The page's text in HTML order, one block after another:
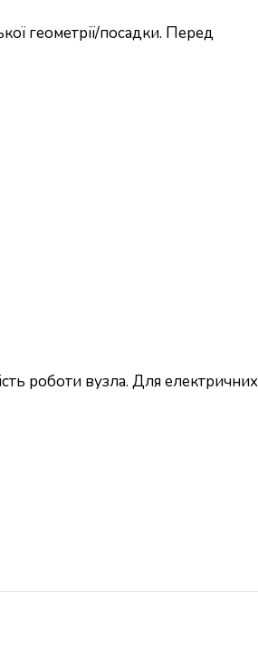
геометрії/посадки. Перед
роботи вузла. Для електричних